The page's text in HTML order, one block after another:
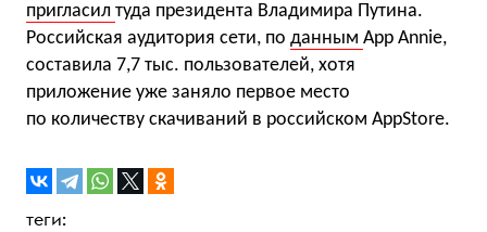
пригласил туда президента Владимира Путина.
Российская аудитория сети, по данным App Annie,
составила 7,7 тыс. пользователей, хотя
приложение уже заняло первое место
по количеству скачиваний в российском AppStore.